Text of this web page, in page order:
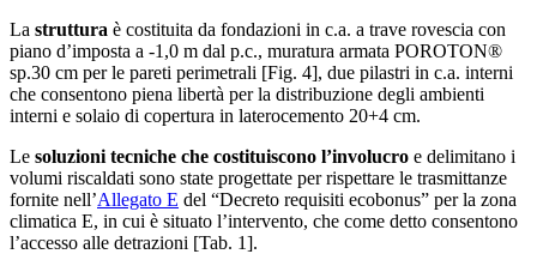
La struttura è costituita da fondazioni in c.a. a trave rovescia con
piano d’imposta a -1,0 m dal p.c., muratura armata POROTON®
sp.30 cm per le pareti perimetrali [Fig. 4], due pilastri in c.a. interni
che consentono piena libertà per la distribuzione degli ambienti
interni e solaio di copertura in laterocemento 20+4 cm.
Le soluzioni tecniche che costituiscono l’involucro e delimitano i
volumi riscaldati sono state progettate per rispettare le trasmittanze
fornite nell’Allegato E del “Decreto requisiti ecobonus” per la zona
climatica E, in cui è situato l’intervento, che come detto consentono
l’accesso alle detrazioni [Tab. 1].